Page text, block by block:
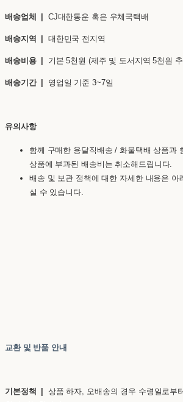
배송업체 | CJ대한통운 혹은 우체국택배
배송지역 | 대한민국 전지역
배송비용 | 기본 5천원 (제주 및 도서지역 5천원
배송기간 | 영업일 기준 3~7일
유의사항
함께 구매한 용달직배송 / 화물택배 상품과
상품에 부과된 배송비는 취소해드립니다.
배송 및 보관 정책에 대한 자세한 내용은 아
실 수 있습니다.
교환 및 반품 안내
기본정책 | 상품 하자, 오배송의 경우 수령일로부